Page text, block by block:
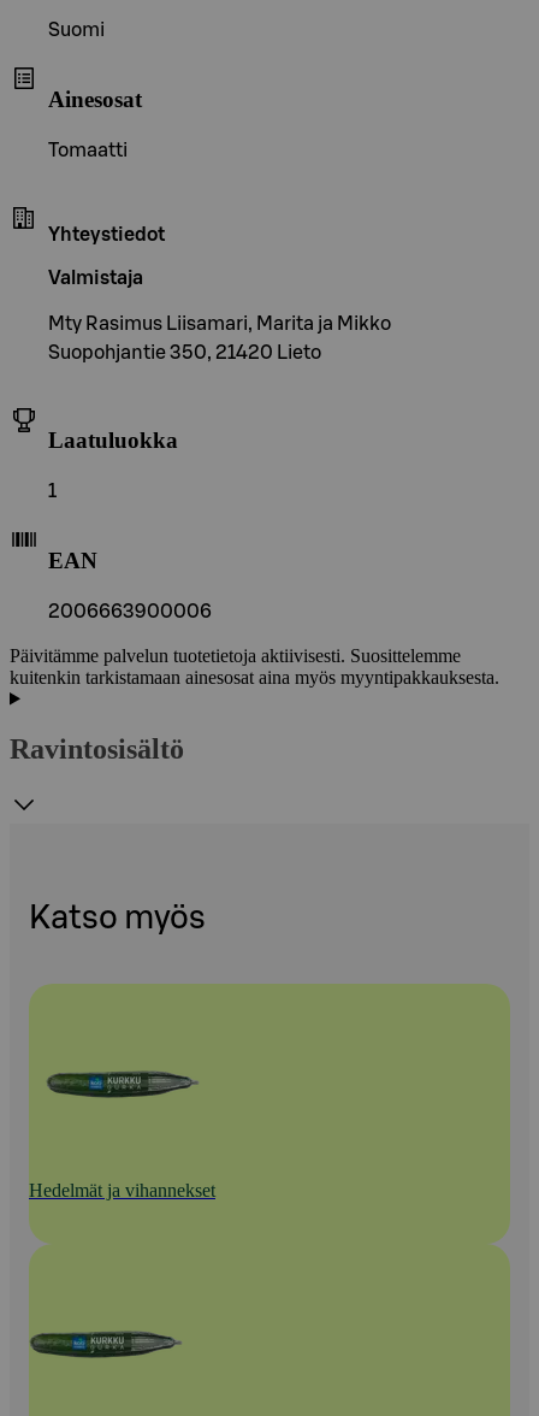
Suomi
Ainesosat
Tomaatti
Yhteystiedot
Valmistaja
Mty Rasimus Liisamari, Marita ja Mikko
Suopohjantie 350, 21420 Lieto
Laatuluokka
1
EAN
2006663900006
Päivitämme palvelun tuotetietoja aktiivisesti. Suosittelemme
kuitenkin tarkistamaan ainesosat aina myös myyntipakkauksesta.
Ravintosisältö
Katso myös
Hedelmät ja vihannekset